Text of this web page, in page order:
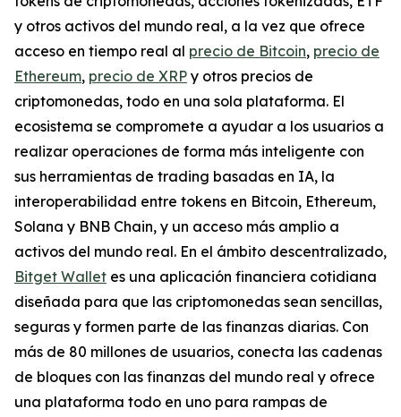
y otros activos del mundo real, a la vez que ofrece
acceso en tiempo real al precio de Bitcoin, precio de
Ethereum, precio de XRP y otros precios de
criptomonedas, todo en una sola plataforma. El
ecosistema se compromete a ayudar a los usuarios a
realizar operaciones de forma más inteligente con
sus herramientas de trading basadas en IA, la
interoperabilidad entre tokens en Bitcoin, Ethereum,
Solana y BNB Chain, y un acceso más amplio a
activos del mundo real. En el ámbito descentralizado,
Bitget Wallet es una aplicación financiera cotidiana
diseñada para que las criptomonedas sean sencillas,
seguras y formen parte de las finanzas diarias. Con
más de 80 millones de usuarios, conecta las cadenas
de bloques con las finanzas del mundo real y ofrece
una plataforma todo en uno para rampas de